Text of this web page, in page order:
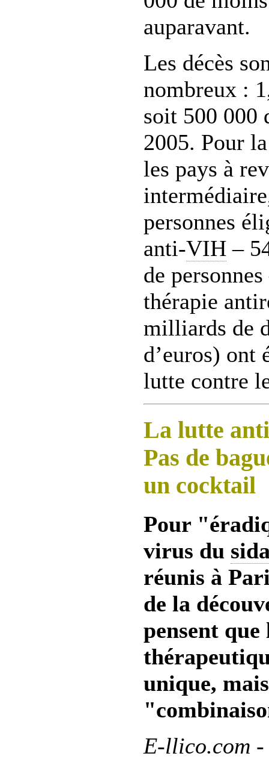
auparavant.
Les décès
nombreux :
soit 500 000
2005. Pour
les pays à
personnes
anti-VIH –
de
thérapie
milliards de
d’euros) ont
lutte contre
La lutte
Pas de
un cocktail
Pour
virus du
réunis à
de la
pensent que
unique,
E-llico.com